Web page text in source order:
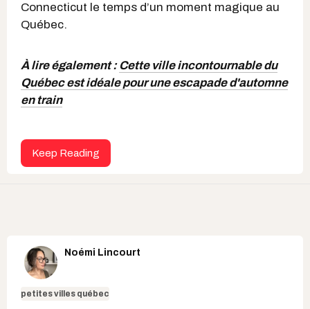
Connecticut le temps d’un moment magique au
Québec.
À lire également : Cette ville incontournable du
Québec est idéale pour une escapade d'automne
en train
Keep Reading
Noémi Lincourt
petites villes québec